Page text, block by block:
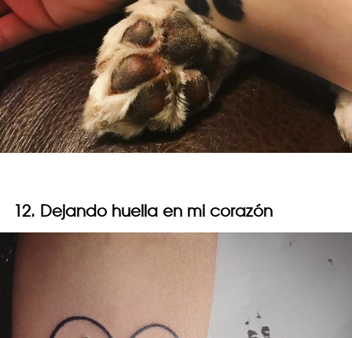
12. Dejando huella en mi corazón